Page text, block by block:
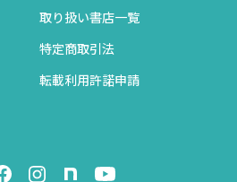
取り扱い書店一覧
特定商取引法
転載利用許諾申請